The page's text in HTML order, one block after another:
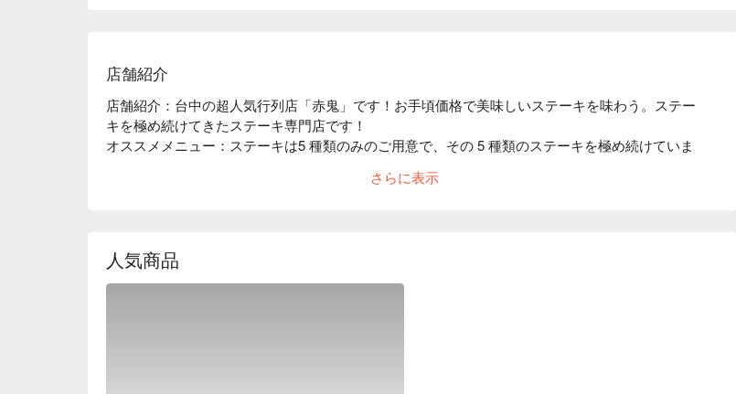
店舗紹介
店舗紹介：台中の超人気行列店「赤鬼」です！お手頃価格で美味しいステーキを味わう。ステー
キを極め続けてきたステーキ専門店です！
オススメメニュー：ステーキは5 種類のみのご用意で、その 5 種類のステーキを極め続けていま
さらに表示
人気商品